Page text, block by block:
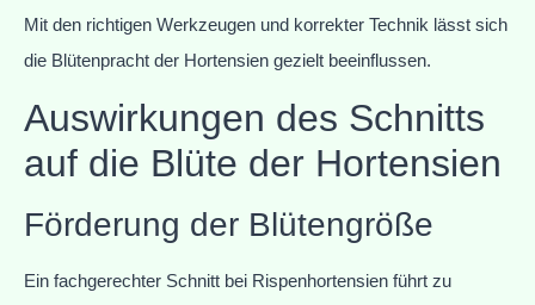
Mit den richtigen Werkzeugen und korrekter Technik lässt sich
die Blütenpracht der Hortensien gezielt beeinflussen.
Auswirkungen des Schnitts
auf die Blüte der Hortensien
Förderung der Blütengröße
Ein fachgerechter Schnitt bei Rispenhortensien führt zu